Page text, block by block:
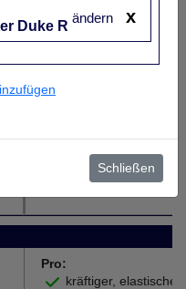
Was ist neu an der
Weiter
Pro:
kräftiger, elastischer
x
Duke R
ändern
Schließen